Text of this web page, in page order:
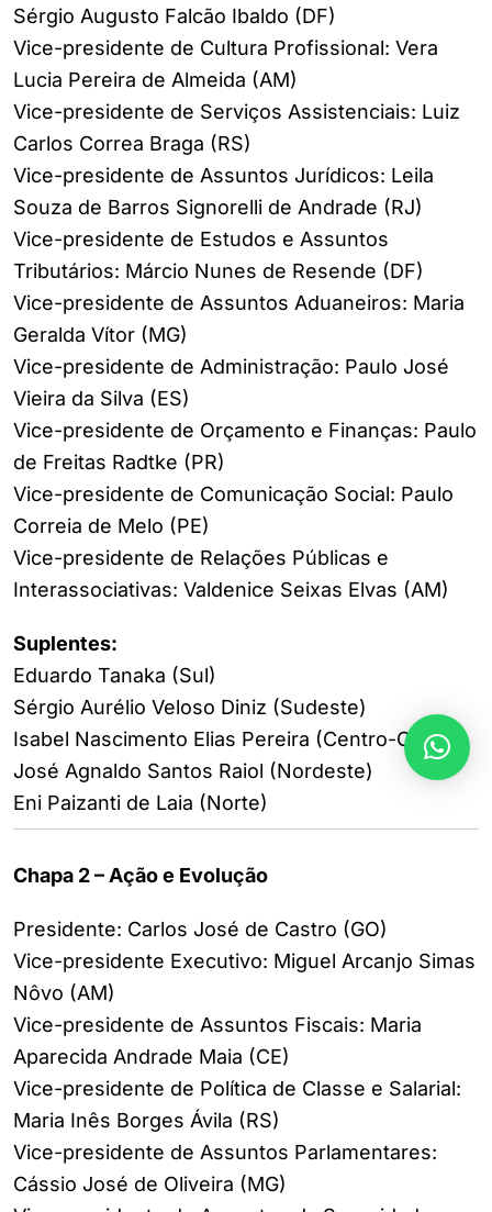
Sérgio Augusto Falcão Ibaldo (DF)
Vice-presidente de Cultura Profissional: Vera
Lucia Pereira de Almeida (AM)
Vice-presidente de Serviços Assistenciais: Luiz
Carlos Correa Braga (RS)
Vice-presidente de Assuntos Jurídicos: Leila
Souza de Barros Signorelli de Andrade (RJ)
Vice-presidente de Estudos e Assuntos
Tributários: Márcio Nunes de Resende (DF)
Vice-presidente de Assuntos Aduaneiros: Maria
Geralda Vítor (MG)
Vice-presidente de Administração: Paulo José
Vieira da Silva (ES)
Vice-presidente de Orçamento e Finanças: Paulo
de Freitas Radtke (PR)
Vice-presidente de Comunicação Social: Paulo
Correia de Melo (PE)
Vice-presidente de Relações Públicas e
Interassociativas: Valdenice Seixas Elvas (AM)
Suplentes:
Eduardo Tanaka (Sul)
Sérgio Aurélio Veloso Diniz (Sudeste)
Isabel Nascimento Elias Pereira (Centro-Oeste)
José Agnaldo Santos Raiol (Nordeste)
Eni Paizanti de Laia (Norte)
Chapa 2 – Ação e Evolução
Presidente: Carlos José de Castro (GO)
Vice-presidente Executivo: Miguel Arcanjo Simas
Nôvo (AM)
Vice-presidente de Assuntos Fiscais: Maria
Aparecida Andrade Maia (CE)
Vice-presidente de Política de Classe e Salarial:
Maria Inês Borges Ávila (RS)
Vice-presidente de Assuntos Parlamentares:
Cássio José de Oliveira (MG)